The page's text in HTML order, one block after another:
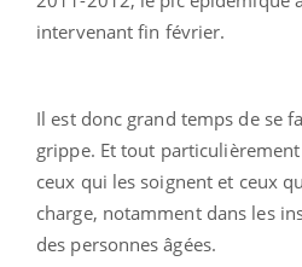
intervenant fin février.
Il est donc grand temps de se
grippe. Et tout
ceux qui les soignent et ceux
charge, notamment dans les
des personnes âgées.